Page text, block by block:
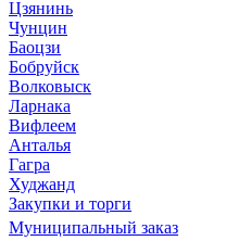
Цзянинь
Чунцин
Баоцзи
Бобруйск
Волковыск
Ларнака
Вифлеем
Анталья
Гагра
Худжанд
Закупки и торги
Муниципальный заказ